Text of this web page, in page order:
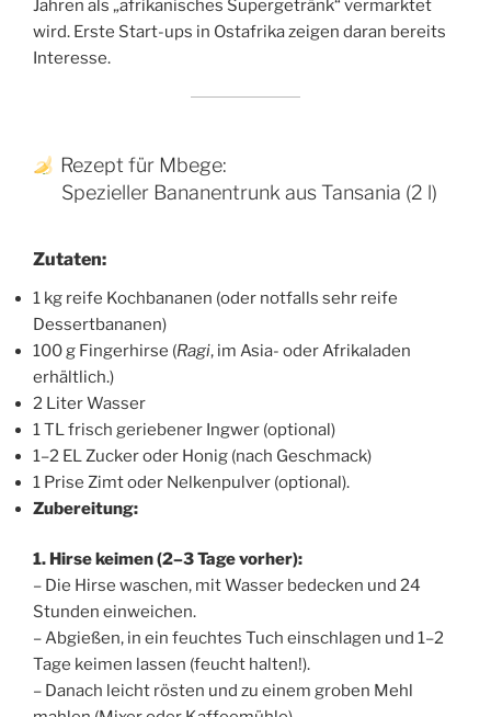
Jahren als „afrikanisches Supergetränk“ vermarktet
wird. Erste Start-ups in Ostafrika zeigen daran bereits
Interesse.
Rezept für Mbege:
Spezieller Bananentrunk aus Tansania (2 l)
Zutaten:
1 kg reife Kochbananen (oder notfalls sehr reife
Dessertbananen)
100 g Fingerhirse (Ragi, im Asia- oder Afrikaladen
erhältlich.)
2 Liter Wasser
1 TL frisch geriebener Ingwer (optional)
1–2 EL Zucker oder Honig (nach Geschmack)
1 Prise Zimt oder Nelkenpulver (optional).
Zubereitung:
1. Hirse keimen (2–3 Tage vorher):
– Die Hirse waschen, mit Wasser bedecken und 24
Stunden einweichen.
– Abgießen, in ein feuchtes Tuch einschlagen und 1–2
Tage keimen lassen (feucht halten!).
– Danach leicht rösten und zu einem groben Mehl